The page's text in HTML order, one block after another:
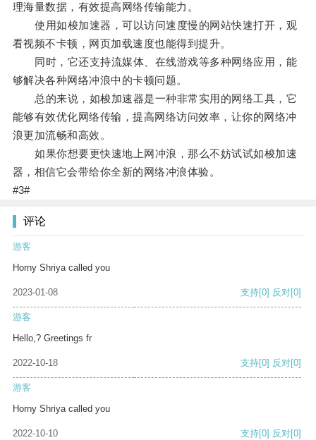
理海量数据，有效提高网络传输能力。
使用如梭加速器，可以访问速度慢的网站快速打开，观
看视频不卡顿，网页加载速度也能得到提升。
同时，它还支持流媒体、在线游戏等多种网络应用，能
够解决各种网络冲浪中的卡顿问题。
总的来说，如梭加速器是一种非常实用的网络工具，它
能够有效优化网络传输，提高网络访问效率，让你的网络冲
浪更加流畅和高效。
如果你想要更快速地上网冲浪，那么不妨试试如梭加速
器，相信它会带给你全新的网络冲浪体验。
#3#
评论
游客
Horny Shriya called you
2023-01-08 支持[0] 反对[0]
游客
Hello,? Greetings fr
2022-10-18 支持[0] 反对[0]
游客
Horny Shriya called you
2022-10-10 支持[0] 反对[0]